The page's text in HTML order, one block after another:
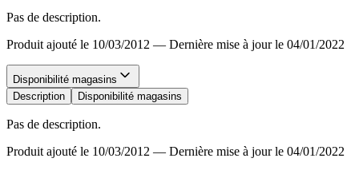
Pas de description.
Produit ajouté le 10/03/2012 — Dernière mise à jour le 04/01/2022
Disponibilité magasins
Description
Disponibilité magasins
Pas de description.
Produit ajouté le 10/03/2012 — Dernière mise à jour le 04/01/2022